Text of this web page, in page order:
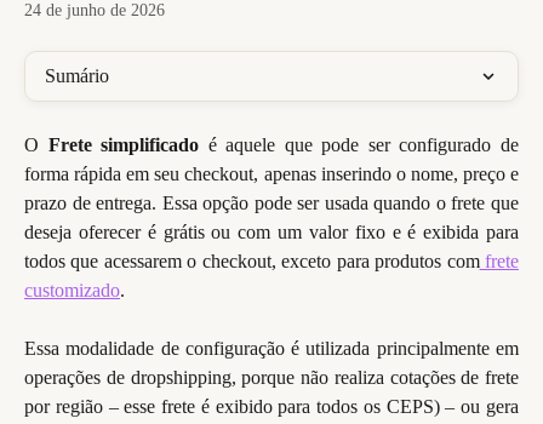
24 de junho de 2026
Sumário
O Frete simplificado é aquele que pode ser configurado de
forma rápida em seu checkout, apenas inserindo o nome, preço e
prazo de entrega. Essa opção pode ser usada quando o frete que
deseja oferecer é grátis ou com um valor fixo e é exibida para
todos que acessarem o checkout, exceto para produtos comfrete
customizado.
Essa modalidade de configuração é utilizada principalmente em
operações de dropshipping, porque não realiza cotações de frete
por região – esse frete é exibido para todos os CEPS) – ou gera